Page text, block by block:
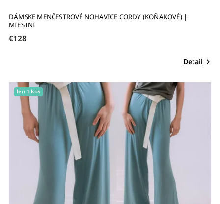
DÁMSKE MENČESTROVÉ NOHAVICE CORDY (KOŇAKOVÉ) |
MIESTNI
€128
Detail
len 1 kus